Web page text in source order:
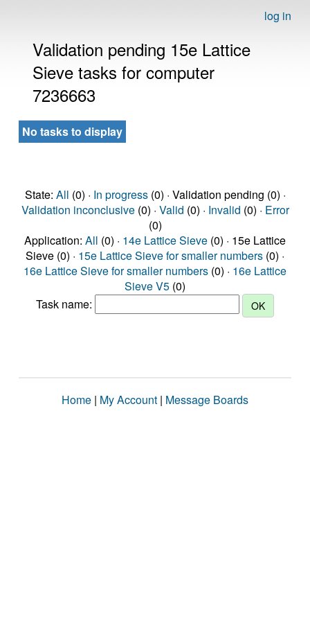
log in
Validation pending 15e Lattice
Sieve tasks for computer
7236663
No tasks to display
State: All (0) · In progress(0) · Validation pending (0) ·
Validation inconclusive(0) · Valid (0) · Invalid (0) · Error
(0)
Application: All (0) · 14e Lattice Sieve (0) · 15e Lattice
Sieve (0) · 15e Lattice Sieve for smaller numbers (0) ·
16e Lattice Sieve for smaller numbers (0) · 16e Lattice
Sieve V5 (0)
Task name:
Home | My Account | Message Boards